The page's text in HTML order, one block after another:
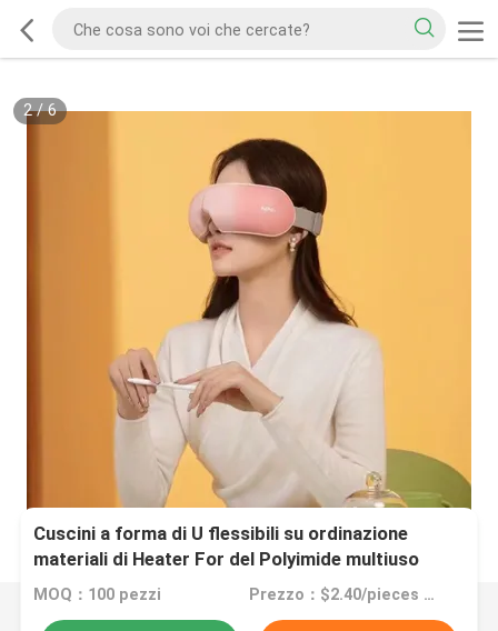
2/6
Cuscini a forma di U flessibili su ordinazione
materiali di Heater For del Polyimide multiuso
MOQ：100 pezzi Prezzo：$2.40/pieces 100-199 pieces